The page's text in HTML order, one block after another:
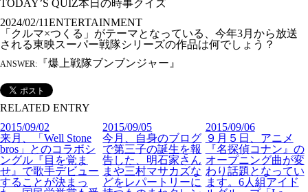
TODAY’S QUIZ本日の時事クイズ
2024/02/11ENTERTAINMENT
「クルマ×つくる」がテーマとなっている、今年3月から放送
される東映スーパー戦隊シリーズの作品は何でしょう？
ANSWER: 『爆上戦隊ブンブンジャー』
RELATED ENTRY
2015/09/02
来月、「Well Stone
bros」とのコラボシ
ングル『目を覚ま
せ』で歌手デビュー
することが決まっ
2015/09/05
今月、自身のブログ
で第三子の誕生を報
告した、明石家さん
まや三村マサカズな
どをレパートリーに
2015/09/06
９月５日、アニメ
『名探偵コナン』の
オープニング曲が変
わり話題となってい
ます。6人組アイド